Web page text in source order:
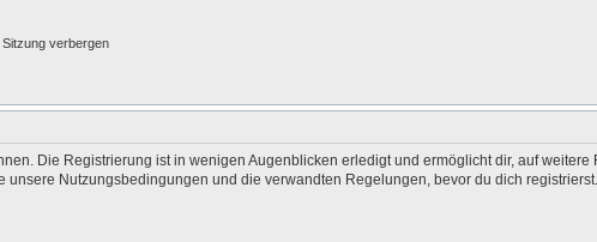
verbergen
Die Registrierung ist in wenigen Augenblicken erledigt und ermöglicht dir, auf
Nutzungsbedingungen und die verwandten Regelungen, bevor du dich